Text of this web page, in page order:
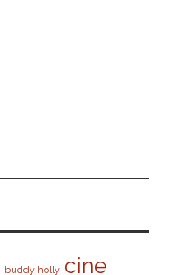
buddy holly cine